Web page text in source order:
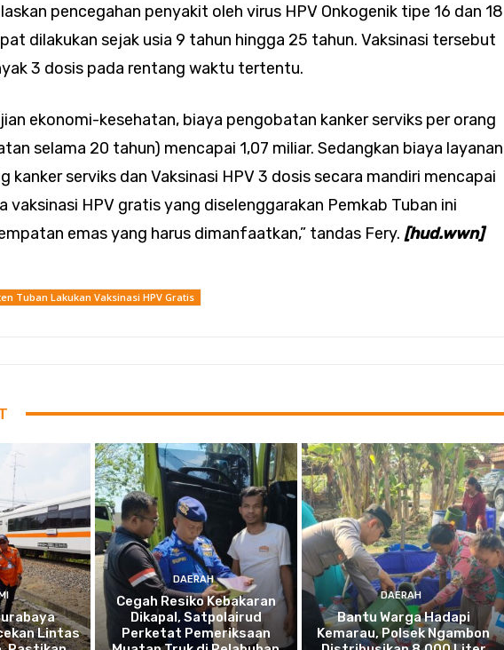
pencegahan penyakit oleh virus HPV Onkogenik tipe 16 dan 18
dilakukan sejak usia 9 tahun hingga 25 tahun. Vaksinasi tersebut
3 dosis pada rentang waktu tertentu.
ekonomi-kesehatan, biaya pengobatan kanker serviks per orang
selama 20 tahun) mencapai 1,07 miliar. Sedangkan biaya layanan
kanker serviks dan Vaksinasi HPV 3 dosis secara mandiri mencapai
vaksinasi HPV gratis yang diselenggarakan Pemkab Tuban ini
emas yang harus dimanfaatkan,” tandas Fery. [hud.wwn]
Tuban Lakukan Vaksinasi HPV Gratis
Lintas
DAERAH
Cegah Resiko Kebakaran
Dikapal, Satpolairud
Perketat Pemeriksaan
DAERAH
Bantu Warga Hadapi
Kemarau, Polsek Ngambon